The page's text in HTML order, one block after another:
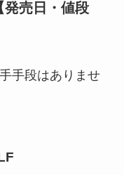
発売日・値段
手段はありませ